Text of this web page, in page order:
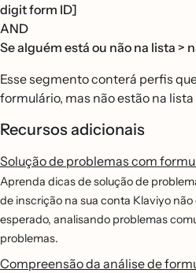
digit form ID]
AND
Se alguém está ou não na lista >
Esse segmento conterá perfis
formulário, mas não estão na lista
Recursos adicionais
Solução de problemas com
Aprenda dicas de solução de
de inscrição na sua conta Klaviyo
esperado, analisando problemas
problemas.
Compreensão da análise de